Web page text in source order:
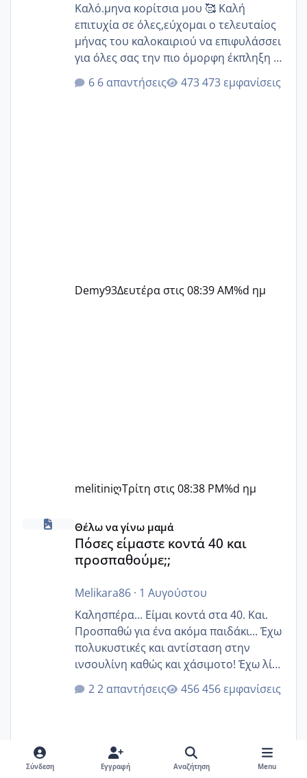
Καλό.μηνα κορίτσια μου 🥰 Καλή
επιτυχία σε όλες,εύχομαι ο τελευταίος
μήνας του καλοκαιριού να επιφυλάσσει
για όλες σας την πιο όμορφη έκπληξη 🧿
@Elk @Melikara86 @Παρασκευαιδου
@Zenia z @melitiniღ @Christi.D.
6 απαντήσεις 473 εμφανίσεις
Demy93Δευτέρα στις 08:39 AM%d ημ
melitiniღΤρίτη στις 08:38 PM%d ημ
Πόσες είμαστε κοντά 40 και προσπαθούμε;;
Θέλω να γίνω μαμά
Πόσες είμαστε κοντά 40 και
προσπαθούμε;;
Melikara86· 1 Αυγούστου
Καλησπέρα... Είμαι κοντά στα 40. Και.
Προσπαθώ για ένα ακόμα παιδάκι... Έχω
πολυκυστικές και αντίσταση στην
ινσουλίνη καθώς και χάσιμοτο! Έχω λίγα
κιλά παραπάνω και όσο κ αν προσπαθώ
δεν χάνω εύκολα! Προσπαθώ για ακόμη
παρόμοια φάση;; Αυτή την στιγμή έχω
δύο χαμένους κύκλους δεν έχω έρθει
2 απαντήσεις 456 εμφανίσεις
Σύνδεση Εγγραφή Αναζήτηση Menu